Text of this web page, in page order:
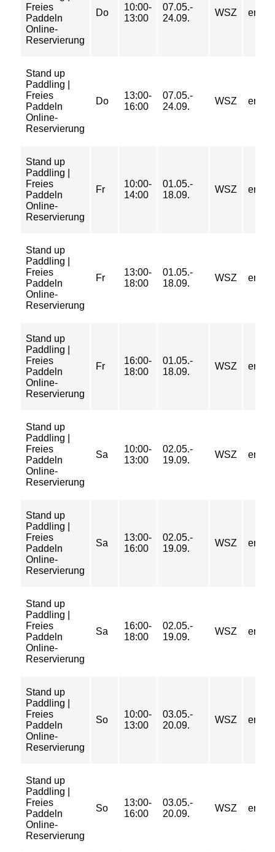
Freies
Paddeln
Online-
Reservierung
Do
10:00-
13:00
07.05.-
24.09.
WSZ
Stand up
Paddling |
Freies
Paddeln
Online-
Reservierung
Do
13:00-
16:00
07.05.-
24.09.
WSZ
Stand up
Paddling |
Freies
Paddeln
Online-
Reservierung
Fr
10:00-
14:00
01.05.-
18.09.
WSZ
Stand up
Paddling |
Freies
Paddeln
Online-
Reservierung
Fr
13:00-
18:00
01.05.-
18.09.
WSZ
Stand up
Paddling |
Freies
Paddeln
Online-
Reservierung
Fr
16:00-
18:00
01.05.-
18.09.
WSZ
Stand up
Paddling |
Freies
Paddeln
Online-
Reservierung
Sa
10:00-
13:00
02.05.-
19.09.
WSZ
Stand up
Paddling |
Freies
Paddeln
Online-
Reservierung
Sa
13:00-
16:00
02.05.-
19.09.
WSZ
Stand up
Paddling |
Freies
Paddeln
Online-
Reservierung
Sa
16:00-
18:00
02.05.-
19.09.
WSZ
Stand up
Paddling |
Freies
Paddeln
Online-
Reservierung
So
10:00-
13:00
03.05.-
20.09.
WSZ
Stand up
Paddling |
Freies
Paddeln
Online-
Reservierung
So
13:00-
16:00
03.05.-
20.09.
WSZ